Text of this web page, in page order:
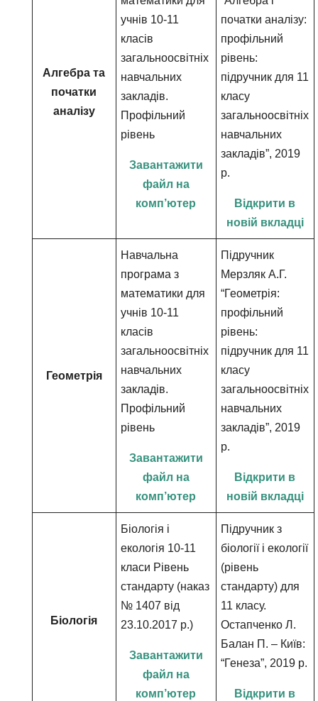
Алгебра та
початки
аналізу
учнів 10-11
класів
загальноосвітніх
навчальних
закладів.
Профільний
рівень
Завантажити
файл на
комп’ютер
початки аналізу:
профільний
рівень:
підручник для 11
класу
загальноосвітніх
навчальних
закладів”, 2019
р.
Відкрити в
новій вкладці
Геометрія
Навчальна
програма з
математики для
учнів 10-11
класів
загальноосвітніх
навчальних
закладів.
Профільний
рівень
Завантажити
файл на
комп’ютер
Підручник
Мерзляк А.Г.
“Геометрія:
профільний
рівень:
підручник для 11
класу
загальноосвітніх
навчальних
закладів”, 2019
р.
Відкрити в
новій вкладці
Біологія
Біологія і
екологія 10-11
класи Рівень
стандарту (наказ
№ 1407 від
23.10.2017 р.)
Завантажити
файл на
комп’ютер
Підручник з
біології і екології
(рівень
стандарту) для
11 класу.
Остапченко Л.
Балан П. – Київ:
“Генеза”, 2019 р.
Відкрити в